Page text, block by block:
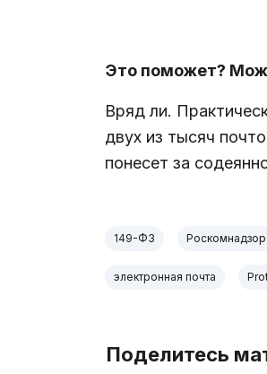
Это поможет?
Вряд ли.
двух из тысяч
понесет за
149-ФЗ Роскомнадзор
электронная почта
Поделитесь